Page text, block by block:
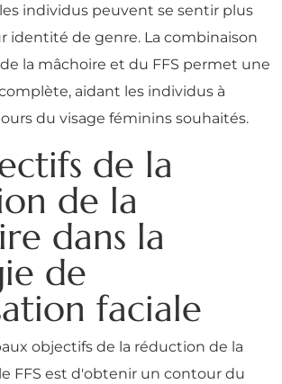
individus peuvent se sentir plus
identité de genre. La combinaison
la mâchoire et du FFS permet une
aidant les individus à
du visage féminins souhaités.
de la
de la
dans la
de
faciale
objectifs de la réduction de la
FFS est d'obtenir un contour du